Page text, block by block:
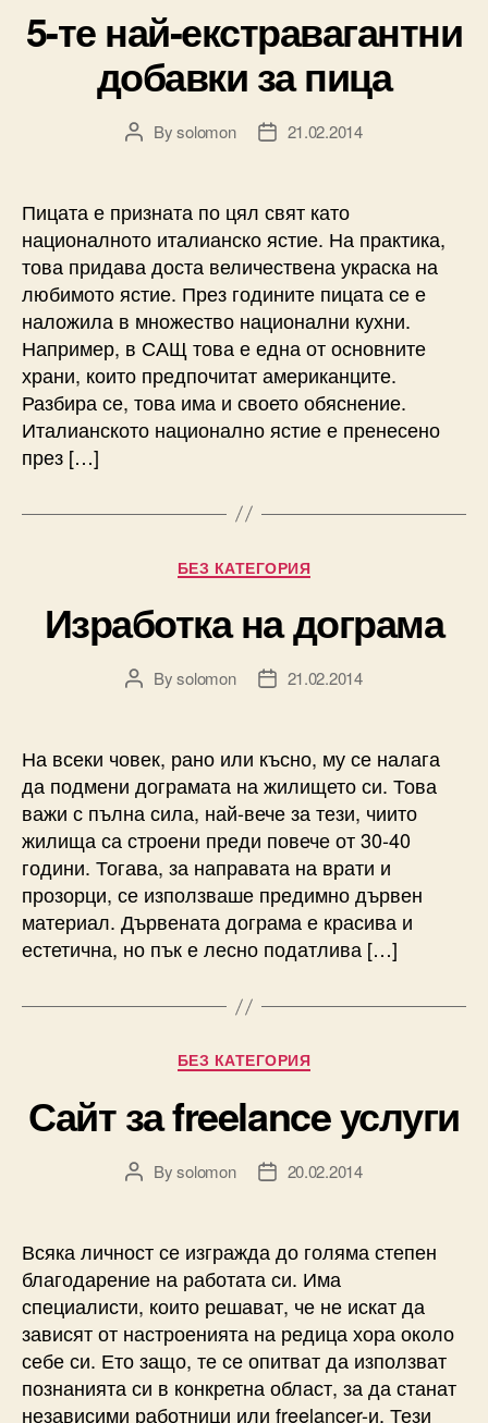
5-те най-екстравагантни
добавки за пица
PostBysolomon
Post21.02.2014
Пицата е призната по цял свят като
националното италианско ястие. На практика,
това придава доста величествена украска на
любимото ястие. През годините пицата се е
наложила в множество национални кухни.
Например, в САЩ това е една от основните
храни, които предпочитат американците.
Разбира се, това има и своето обяснение.
Италианското национално ястие е пренесено
през […]
Categories
БЕЗ КАТЕГОРИЯ
Изработка на дограма
PostBysolomon
Post21.02.2014
На всеки човек, рано или късно, му се налага
да подмени дограмата на жилището си. Това
важи с пълна сила, най-вече за тези, чиито
жилища са строени преди повече от 30-40
години. Тогава, за направата на врати и
прозорци, се използваше предимно дървен
материал. Дървената дограма е красива и
естетична, но пък е лесно податлива […]
Categories
БЕЗ КАТЕГОРИЯ
Сайт за freelance услуги
PostBysolomon
Post20.02.2014
Всяка личност се изгражда до голяма степен
благодарение на работата си. Има
специалисти, които решават, че не искат да
зависят от настроенията на редица хора около
себе си. Ето защо, те се опитват да използват
познанията си в конкретна област, за да станат
независими работници или freelancer-и. Тези